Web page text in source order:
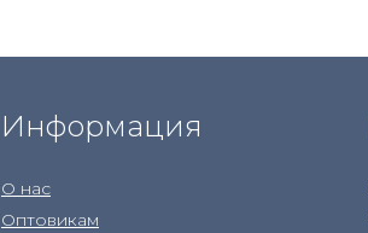
Информация
О нас
Оптовикам